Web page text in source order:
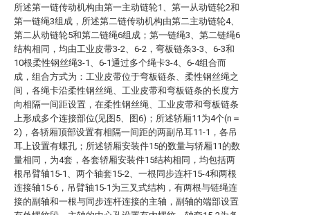
所述第一链传动机构由第一主动链轮1、第一从动链轮2和
第一链绳3组成，所述第二链传动机构由第二主动链轮4、
第二从动链轮5和第二链绳6组成；第一链绳3、第二链绳6
结构相同，均由工业皮带3-2、6-2，弯板链条3-3、6-3和
10根柔性钢丝绳3-1、6-1通过多个绳卡3-4、6-4组合而
成，组合方式为：工业皮带位于弯板链条、柔性钢丝绳之
间，各绳卡沿柔性钢丝绳、工业皮带和弯板链条的长度方
向相隔一间距设置，在柔性钢丝绳、工业皮带和弯板链条
上形成多个连接部位(见图5、图6)；所述轿厢11为4个(n＝
2)，各轿厢顶部设置有相隔一间距的两副吊耳11-1，各吊
耳上设置有螺孔；所述轿厢安装件15的数量与轿厢11的数
量相同，为4套，各套轿厢安装件15结构相同，均包括两
根吊臂轴15-1、两个轴套15-2、一根同步连杆15-4和两根
连接轴15-6，吊臂轴15-1为三叉式结构，有两根与链绳连
接的副轴和一根与同步连杆连接的主轴，副轴的端部设置